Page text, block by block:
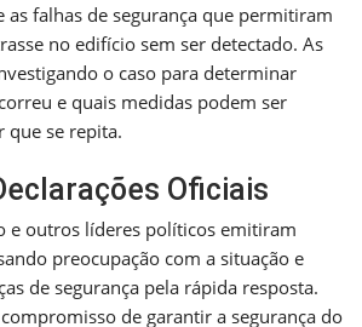
as falhas de segurança que permitiram
no edifício sem ser detectado. As
o caso para determinar
e quais medidas podem ser
que se repita.
Oficiais
e outros líderes políticos emitiram
preocupação com a situação e
de segurança pela rápida resposta.
de garantir a segurança do